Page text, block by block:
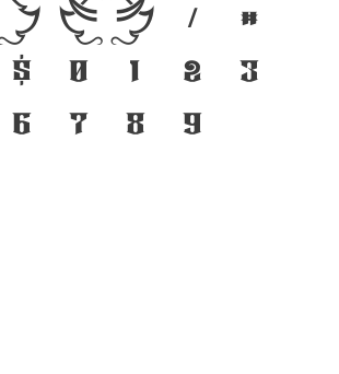
] { } /
#
$ 0 1 2
3
6 7 8 9